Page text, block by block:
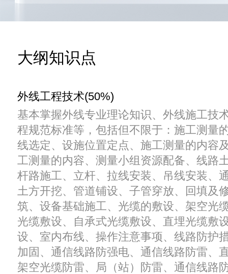
大纲知识点
外线工程技术(50%)
基本掌握外线专业理论知识、外线施工技
程规范标准等，包括但不限于：施工测量
线选定、设施位置定点、施工测量的内容
工测量的内容、测量小组资源配备、线路
杆路施工、立杆、拉线安装、吊线安装、
土方开挖、管道铺设、子管穿放、回填及
筑、设备基础施工、光缆的敷设、架空光
光缆敷设、自承式光缆敷设、直埋光缆敷
设、室内布线、操作注意事项、线路防护
加固、通信线路防强电、通信线路防雷、
架空光缆防雷、局（站）防雷、通信线路